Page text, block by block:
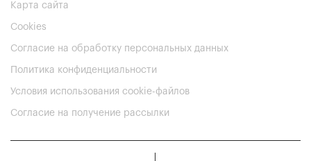
Карта сайта
Cookies
Согласие на обработку персональных данных
Политика конфиденциальности
Условия использования cookie-файлов
Согласие на получение рассылки